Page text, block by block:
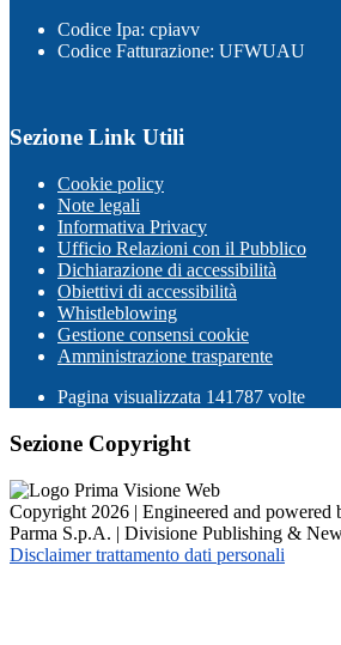
Codice Ipa: cpiavv
Codice Fatturazione: UFWUAU
Sezione Link Utili
Cookie policy
Note legali
Informativa Privacy
Ufficio Relazioni con il Pubblico
Dichiarazione di accessibilità
Obiettivi di accessibilità
Whistleblowing
Gestione consensi cookie
Amministrazione trasparente
Pagina visualizzata 141787 volte
Sezione Copyright
Copyright 2026 | Engineered and powered
Parma S.p.A. | Divisione Publishing &
Disclaimer trattamento dati personali